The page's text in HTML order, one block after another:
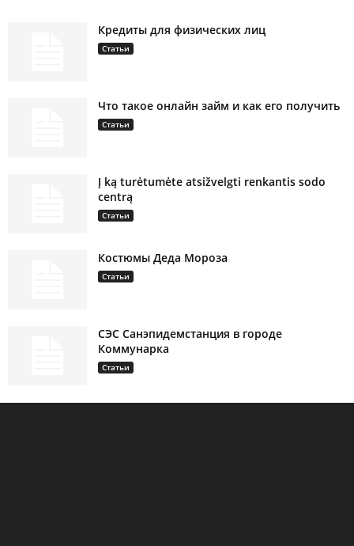
Кредиты для физических лиц
Статьи
Что такое онлайн займ и как его получить
Статьи
Į ką turėtumėte atsižvelgti renkantis sodo
centrą
Статьи
Костюмы Деда Мороза
Статьи
СЭС Санэпидемстанция в городе
Коммунарка
Статьи